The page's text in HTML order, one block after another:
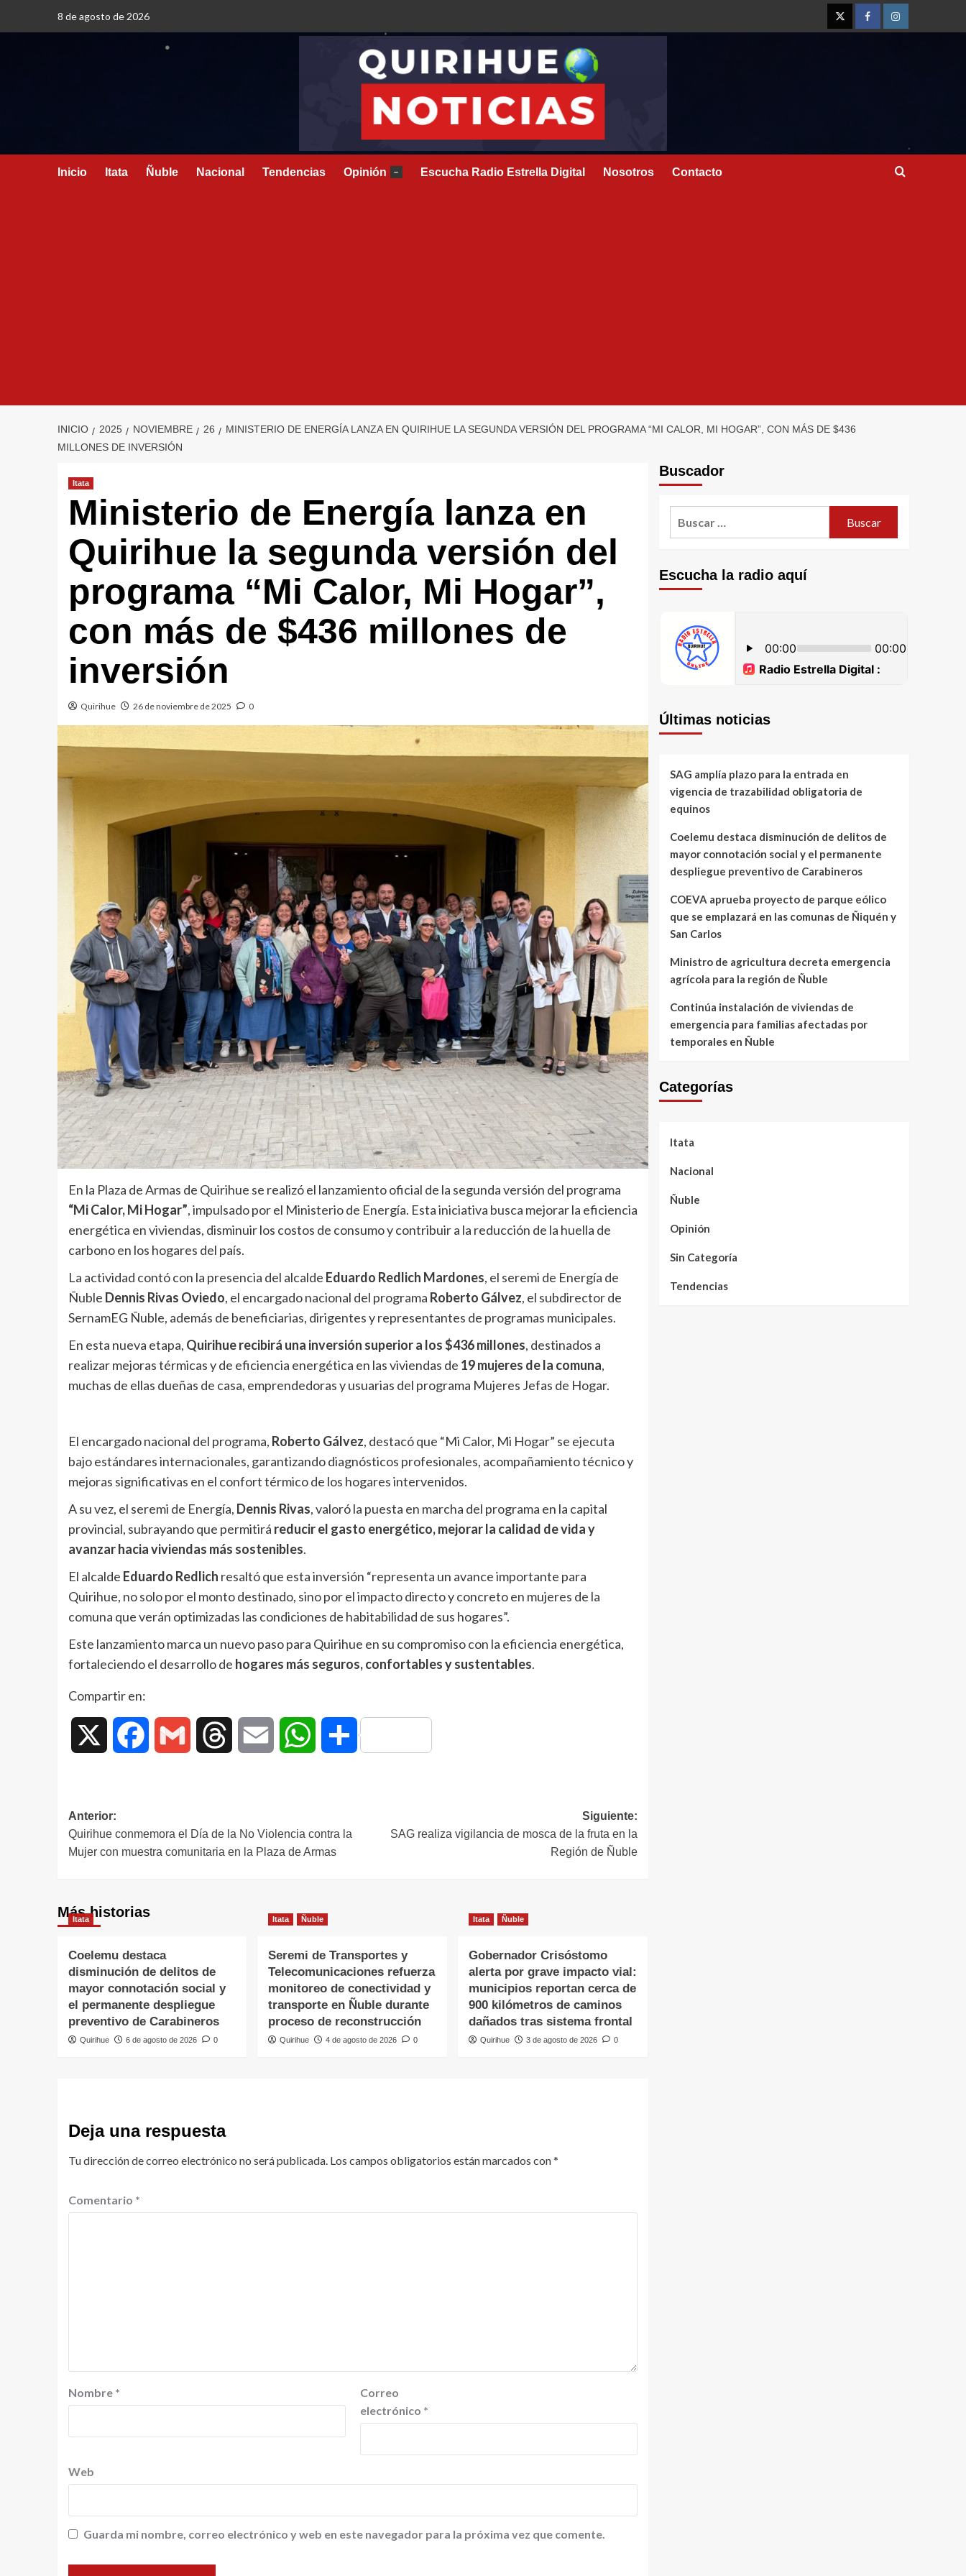
8 de agosto de 2026
Inicio Itata Ñuble Nacional Tendencias Opinión – Escucha Radio Estrella Digital Nosotros Contacto
INICIO 2025 NOVIEMBRE 26
MINISTERIO DE ENERGÍA LANZA EN QUIRIHUE LA SEGUNDA VERSIÓN DEL PROGRAMA “MI CALOR, MI HOGAR”, CON MÁS DE $436
MILLONES DE INVERSIÓN
Itata
Ministerio de Energía lanza en
Quirihue la segunda versión del
programa “Mi Calor, Mi Hogar”,
con más de $436 millones de
inversión
Quirihue 26 de noviembre de 2025 0
En la Plaza de Armas de Quirihue se realizó el lanzamiento oficial de la segunda versión del programa
“Mi Calor, Mi Hogar”, impulsado por el Ministerio de Energía. Esta iniciativa busca mejorar la eficiencia
energética en viviendas, disminuir los costos de consumo y contribuir a la reducción de la huella de
carbono en los hogares del país.
La actividad contó con la presencia del alcalde Eduardo Redlich Mardones, el seremi de Energía de
Ñuble Dennis Rivas Oviedo, el encargado nacional del programa Roberto Gálvez, el subdirector de
SernamEG Ñuble, además de beneficiarias, dirigentes y representantes de programas municipales.
En esta nueva etapa, Quirihue recibirá una inversión superior a los $436 millones, destinados a
realizar mejoras térmicas y de eficiencia energética en las viviendas de 19 mujeres de la comuna,
muchas de ellas dueñas de casa, emprendedoras y usuarias del programa Mujeres Jefas de Hogar.
El encargado nacional del programa, Roberto Gálvez, destacó que “Mi Calor, Mi Hogar” se ejecuta
bajo estándares internacionales, garantizando diagnósticos profesionales, acompañamiento técnico y
mejoras significativas en el confort térmico de los hogares intervenidos.
A su vez, el seremi de Energía, Dennis Rivas, valoró la puesta en marcha del programa en la capital
provincial, subrayando que permitirá reducir el gasto energético, mejorar la calidad de vida y
avanzar hacia viviendas más sostenibles.
El alcalde Eduardo Redlich resaltó que esta inversión “representa un avance importante para
Quirihue, no solo por el monto destinado, sino por el impacto directo y concreto en mujeres de la
comuna que verán optimizadas las condiciones de habitabilidad de sus hogares”.
Este lanzamiento marca un nuevo paso para Quirihue en su compromiso con la eficiencia energética,
fortaleciendo el desarrollo de hogares más seguros, confortables y sustentables.
Compartir en:
Facebook Gmail Threads Email WhatsAppCompartir
Anterior:
Quirihue conmemora el Día de la No Violencia contra la
Mujer con muestra comunitaria en la Plaza de Armas
Siguiente:
SAG realiza vigilancia de mosca de la fruta en la
Región de Ñuble
Más historias
Itata
Coelemu destaca
disminución de delitos de
mayor connotación social y
el permanente despliegue
preventivo de Carabineros
Quirihue 6 de agosto de 2026 0
Itata Ñuble
Seremi de Transportes y
Telecomunicaciones refuerza
monitoreo de conectividad y
transporte en Ñuble durante
proceso de reconstrucción
Quirihue 4 de agosto de 2026 0
Itata Ñuble
Gobernador Crisóstomo
alerta por grave impacto vial:
municipios reportan cerca de
900 kilómetros de caminos
dañados tras sistema frontal
Quirihue 3 de agosto de 2026 0
Deja una respuesta
Tu dirección de correo electrónico no será publicada. Los campos obligatorios están marcados con*
Comentario *
Nombre *
Correo
electrónico *
Web
Guarda mi nombre, correo electrónico y web en este navegador para la próxima vez que comente.
Buscador
Escucha la radio aquí
Últimas noticias
SAG amplía plazo para la entrada en
vigencia de trazabilidad obligatoria de
equinos
Coelemu destaca disminución de delitos de
mayor connotación social y el permanente
despliegue preventivo de Carabineros
COEVA aprueba proyecto de parque eólico
que se emplazará en las comunas de Ñiquén y
San Carlos
Ministro de agricultura decreta emergencia
agrícola para la región de Ñuble
Continúa instalación de viviendas de
emergencia para familias afectadas por
temporales en Ñuble
Categorías
Itata
Nacional
Ñuble
Opinión
Sin Categoría
Tendencias